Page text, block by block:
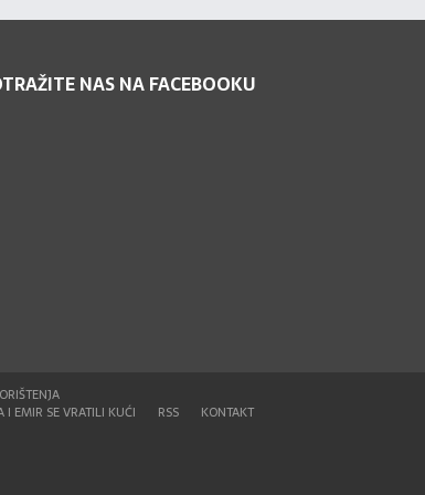
NAS NA FACEBOOKU
I EMIR SE VRATILI KUĆI
RSS KONTAKT